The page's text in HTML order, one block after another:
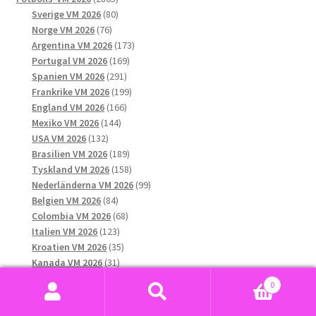
produkter
Sverige VM 2026 8080
Norge VM 2026 7676
produkter
Argentina VM 2026 173173
Portugal VM 2026 169169
Spanien VM 2026 291291
produkter
Frankrike VM 2026 199199
England VM 2026 166166
Mexiko VM 2026 144144
USA VM 2026 132132
produkter
Brasilien VM 2026 189189
produkter
Tyskland VM 2026 158158
produkter
Nederländerna VM 2026 9999
Belgien VM 2026 8484
produkter
Colombia VM 2026 6868
Italien VM 2026 123123
produkter
Kroatien VM 2026 3535
Kanada VM 2026 3131
produkter
Schweiz VM 2026
0